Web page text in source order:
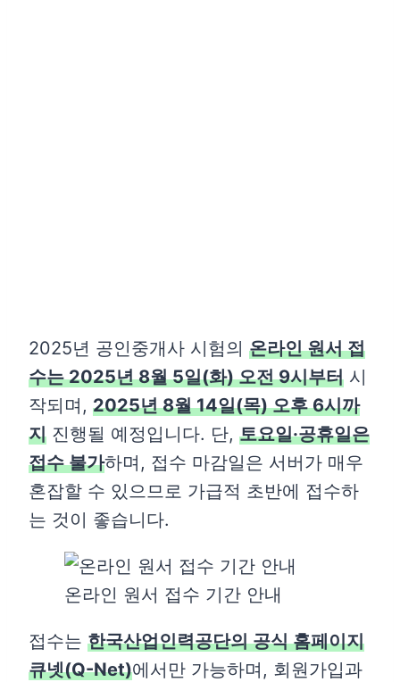
2025년 공인중개사 시험의 온라인 원서 접
수는 2025년 8월 5일(화) 오전 9시부터 시
작되며, 2025년 8월 14일(목) 오후 6시까
지 진행될 예정입니다. 단, 토요일·공휴일은
접수 불가하며, 접수 마감일은 서버가 매우
혼잡할 수 있으므로 가급적 초반에 접수하
는 것이 좋습니다.
온라인 원서 접수 기간 안내
접수는 한국산업인력공단의 공식 홈페이지
큐넷(Q-Net)에서만 가능하며, 회원가입과